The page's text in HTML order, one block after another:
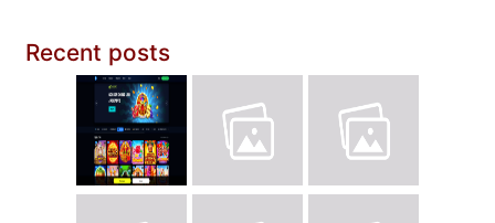
Recent posts